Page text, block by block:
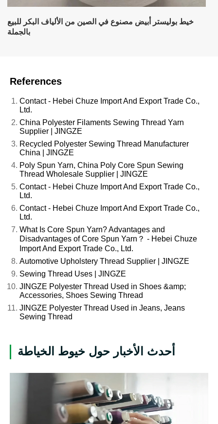
خيط بوليستر أبيض مصنوع في الصين من الألياف البكر للبيع
بالجملة
References
Contact - Hebei Chuze Import And Export Trade Co.,
Ltd.
China Polyester Filaments Sewing Thread Yarn
Supplier | JINGZE
Recycled Polyester Sewing Thread Manufacturer
China | JINGZE
Poly Spun Yarn, China Poly Core Spun Sewing
Thread Wholesale Supplier | JINGZE
Contact - Hebei Chuze Import And Export Trade Co.,
Ltd.
Contact - Hebei Chuze Import And Export Trade Co.,
Ltd.
What Is Core Spun Yarn? Advantages and
Disadvantages of Core Spun Yarn？ - Hebei Chuze
Import And Export Trade Co., Ltd.
Automotive Upholstery Thread Supplier | JINGZE
Sewing Thread Uses | JINGZE
JINGZE Polyester Thread Used in Shoes &amp;
Accessories, Shoes Sewing Thread
JINGZE Polyester Thread Used in Jeans, Jeans
Sewing Thread
أحدث الأخبار حول خيوط الخياطة